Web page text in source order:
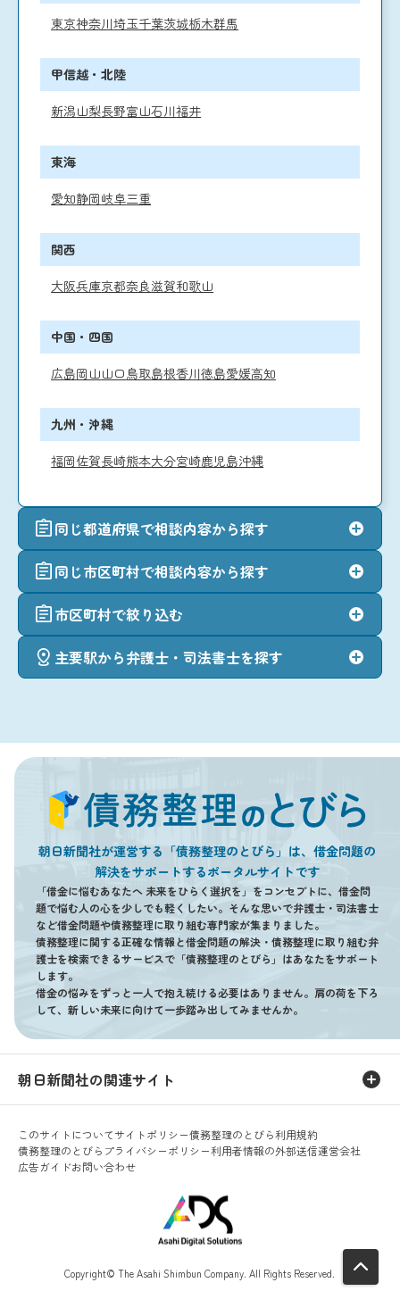
東京神奈川埼玉千葉茨城栃木群馬
甲信越・北陸
新潟山梨長野富山石川福井
東海
愛知静岡岐阜三重
関西
大阪兵庫京都奈良滋賀和歌山
中国・四国
広島岡山山口鳥取島根香川徳島愛媛高知
九州・沖縄
福岡佐賀長崎熊本大分宮崎鹿児島沖縄
同じ都道府県で相談内容から探す
同じ市区町村で相談内容から探す
市区町村で絞り込む
主要駅から弁護士・司法書士を探す
朝日新聞社が運営する「債務整理のとびら」は、借金問題の
解決をサポートするポータルサイトです
「借金に悩むあなたへ 未来をひらく選択を」をコンセプトに、借金問
題で悩む人の心を少しでも軽くしたい。そんな思いで弁護士・司法書士
など借金問題や債務整理に取り組む専門家が集まりました。
債務整理に関する正確な情報と借金問題の解決・債務整理に取り組む弁
護士を検索できるサービスで「債務整理のとびら」はあなたをサポート
します。
借金の悩みをずっと一人で抱え続ける必要はありません。肩の荷を下ろ
して、新しい未来に向けて一歩踏み出してみませんか。
朝日新聞社の関連サイト
このサイトについてサイトポリシー債務整理のとびら利用規約
債務整理のとびらプライバシーポリシー利用者情報の外部送信運営会社
広告ガイドお問い合わせ
Copyright© The Asahi Shimbun Company. All Rights Reserved.